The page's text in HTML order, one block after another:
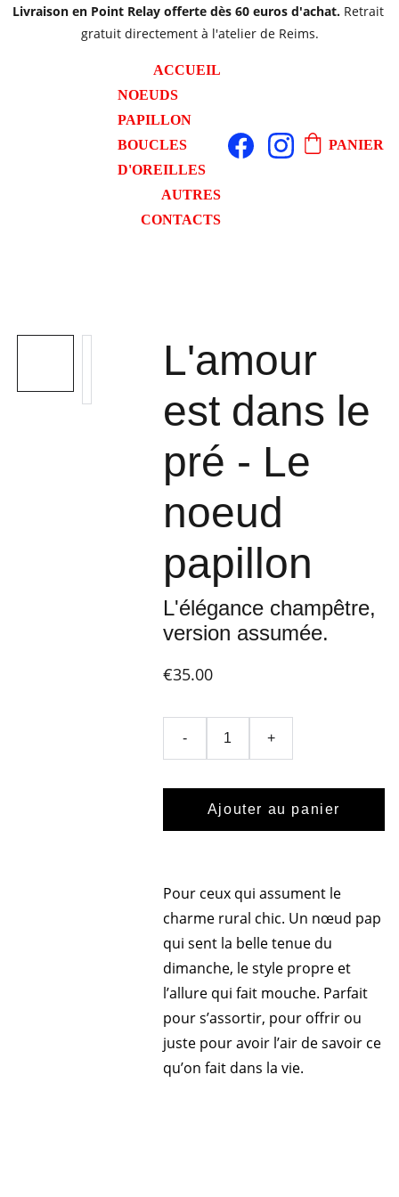
Livraison en Point Relay offerte dès 60 euros d'achat. Retrait
gratuit directement à l'atelier de Reims.
ACCUEIL
NOEUDS
PAPILLON
BOUCLES
D'OREILLES
AUTRES
CONTACTS
PANIER
L'amour
est dans le
pré - Le
noeud
papillon
L'élégance champêtre,
version assumée.
€35.00
- +
Ajouter au panier
Pour ceux qui assument le
charme rural chic. Un nœud pap
qui sent la belle tenue du
dimanche, le style propre et
l’allure qui fait mouche. Parfait
pour s’assortir, pour offrir ou
juste pour avoir l’air de savoir ce
qu’on fait dans la vie.